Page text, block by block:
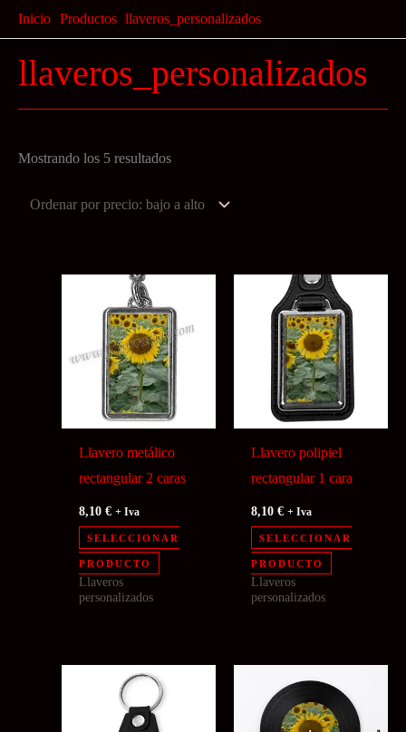
al
contenido
Inicio Productos llaveros_personalizados
llaveros_personalizados
Mostrando los 5 resultadosOrdenado
precio:
Llavero metálico
rectangular 2 caras
8,10€ + Iva
SELECCIONAR
PRODUCTO
Llaveros
personalizados
Llavero polipiel
rectangular 1 cara
8,10€ + Iva
SELECCIONAR
PRODUCTO
Llaveros
personalizados